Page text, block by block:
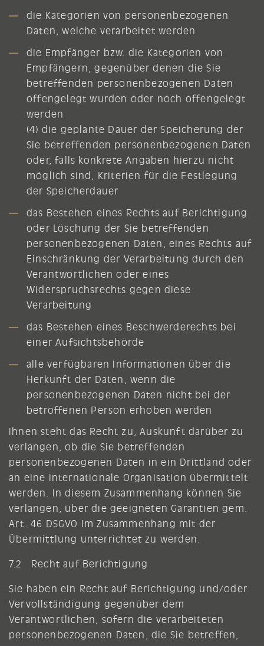
die Kategorien von personenbezogenen
Daten, welche verarbeitet werden
die Empfänger bzw. die Kategorien von
Empfängern, gegenüber denen die Sie
betreffenden personenbezogenen Daten
offengelegt wurden oder noch offengelegt
werden
(4) die geplante Dauer der Speicherung der
Sie betreffenden personenbezogenen Daten
oder, falls konkrete Angaben hierzu nicht
möglich sind, Kriterien für die Festlegung
der Speicherdauer
das Bestehen eines Rechts auf Berichtigung
oder Löschung der Sie betreffenden
personenbezogenen Daten, eines Rechts auf
Einschränkung der Verarbeitung durch den
Verantwortlichen oder eines
Widerspruchsrechts gegen diese
Verarbeitung
das Bestehen eines Beschwerderechts bei
einer Aufsichtsbehörde
alle verfügbaren Informationen über die
Herkunft der Daten, wenn die
personenbezogenen Daten nicht bei der
betroffenen Person erhoben werden
Ihnen steht das Recht zu, Auskunft darüber zu
verlangen, ob die Sie betreffenden
personenbezogenen Daten in ein Drittland oder
an eine internationale Organisation übermittelt
werden. In diesem Zusammenhang können Sie
verlangen, über die geeigneten Garantien gem.
Art. 46 DSGVO im Zusammenhang mit der
Übermittlung unterrichtet zu werden.
7.2 Recht auf Berichtigung
Sie haben ein Recht auf Berichtigung und/oder
Vervollständigung gegenüber dem
Verantwortlichen, sofern die verarbeiteten
personenbezogenen Daten, die Sie betreffen,